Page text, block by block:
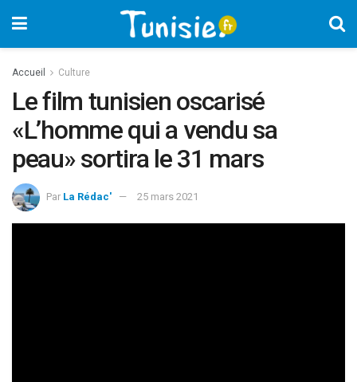
Accueil Culture
Le film tunisien oscarisé
«L’homme qui a vendu sa
peau» sortira le 31 mars
Par La Rédac' 25 mars 2021